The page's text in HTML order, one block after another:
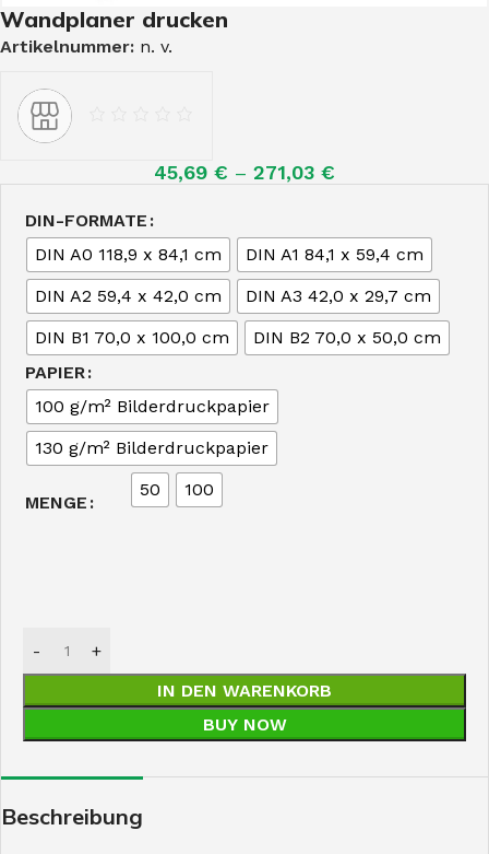
Wandplaner drucken
Artikelnummer: n. v.
45,69 € – 271,03 €
DIN-FORMATE
DIN A0 118,9 x 84,1 cm
DIN A1 84,1 x 59,4 cm
DIN A2 59,4 x 42,0 cm
DIN A3 42,0 x 29,7 cm
DIN B1 70,0 x 100,0 cm
DIN B2 70,0 x 50,0 cm
PAPIER
100 g/m² Bilderdruckpapier
130 g/m² Bilderdruckpapier
MENGE
50 100
IN DEN WARENKORB
BUY NOW
Beschreibung